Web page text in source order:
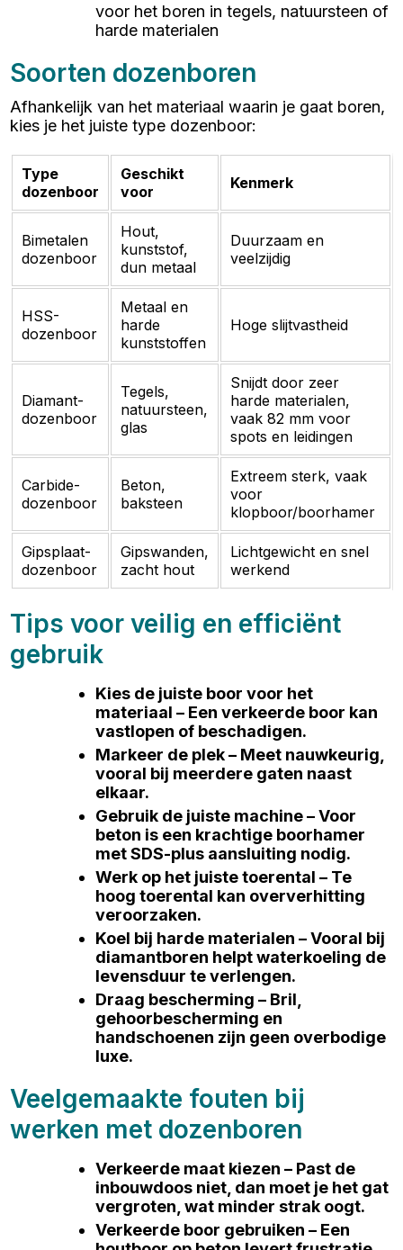
voor het boren in tegels, natuursteen of
harde materialen
Soorten dozenboren
Afhankelijk van het materiaal waarin je gaat boren,
kies je het juiste type dozenboor:
Type
dozenboor
Geschikt
voor
Kenmerk
Bimetalen
dozenboor
Hout,
kunststof,
dun metaal
Duurzaam en
veelzijdig
HSS-
dozenboor
Metaal en
harde
kunststoffen
Hoge slijtvastheid
Diamant-
dozenboor
Tegels,
natuursteen,
glas
Snijdt door zeer
harde materialen,
vaak 82 mm voor
spots en leidingen
Carbide-
dozenboor
Beton,
baksteen
Extreem sterk, vaak
voor
klopboor/boorhamer
Gipsplaat-
dozenboor
Gipswanden,
zacht hout
Lichtgewicht en snel
werkend
Tips voor veilig en efficiënt
gebruik
Kies de juiste boor voor het
materiaal – Een verkeerde boor kan
vastlopen of beschadigen.
Markeer de plek – Meet nauwkeurig,
vooral bij meerdere gaten naast
elkaar.
Gebruik de juiste machine – Voor
beton is een krachtige boorhamer
met SDS-plus aansluiting nodig.
Werk op het juiste toerental – Te
hoog toerental kan oververhitting
veroorzaken.
Koel bij harde materialen – Vooral bij
diamantboren helpt waterkoeling de
levensduur te verlengen.
Draag bescherming – Bril,
gehoorbescherming en
handschoenen zijn geen overbodige
luxe.
Veelgemaakte fouten bij
werken met dozenboren
Verkeerde maat kiezen – Past de
inbouwdoos niet, dan moet je het gat
vergroten, wat minder strak oogt.
Verkeerde boor gebruiken – Een